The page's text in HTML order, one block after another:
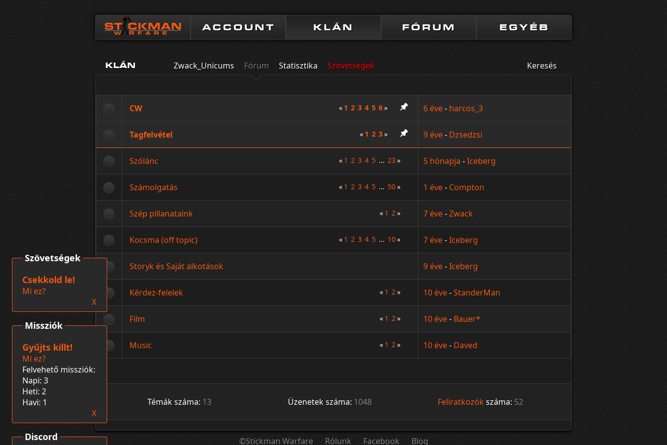
ACCOUNT KLÁN FÓRUM EGYÉB
KLÁN Zwack_Unicums Fórum Statisztika Szövetségek Keresés
CW « 1 2 3 4 5 6» 6 éve- harcos_3
Tagfelvétel « 1 2 3» 9 éve- Dzsedzsi
Szólánc « 1 2 3 4 5 ... 23» 5 hónapja -Iceberg
Számolgatás « 1 2 3 4 5 ... 50» 1 éve- Compton
Szép pillanataink « 1 2» 7 éve-Zwack
Kocsma (off topic) « 1 2 3 4 5 ... 10» 7 éve-Iceberg
Storyk és Saját alkotások 9 éve-Iceberg
Kérdez-felelek « 1 2» 10 éve-StanderMan
Film « 1 2» 10 éve- Bauer*
Music « 1 2» 10 éve- Daved
Témák száma: 13 Üzenetek száma: 1048 Feliratkozókszáma: 52
©Stickman Warfare Rólunk Facebook Blog
Discord
Missziók
Gyűjts killt!
Mi ez?
Felvehető missziók:
Napi: 3
Heti: 2
Havi: 1
X
Szövetségek
Csekkold le!
Mi ez?
X